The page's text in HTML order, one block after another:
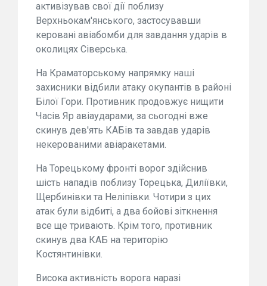
активізував свої дії поблизу
Верхньокам'янського, застосувавши
керовані авіабомби для завдання ударів в
околицях Сіверська.
На Краматорському напрямку наші
захисники відбили атаку окупантів в районі
Білої Гори. Противник продовжує нищити
Часів Яр авіаударами, за сьогодні вже
скинув дев'ять КАБів та завдав ударів
некерованими авіаракетами.
На Торецькому фронті ворог здійснив
шість нападів поблизу Торецька, Диліївки,
Щербинівки та Неліпівки. Чотири з цих
атак були відбиті, а два бойові зіткнення
все ще тривають. Крім того, противник
скинув два КАБ на територію
Костянтинівки.
Висока активність ворога наразі